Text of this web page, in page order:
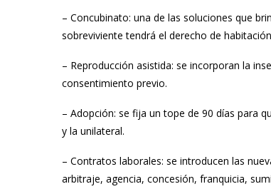
– Concubinato: una de las soluciones que
sobreviviente tendrá el derecho de
– Reproducción asistida: se incorporan la
consentimiento previo.
– Adopción: se fija un tope de 90 días para
y la unilateral.
– Contratos laborales: se introducen las
arbitraje, agencia, concesión, franquicia,